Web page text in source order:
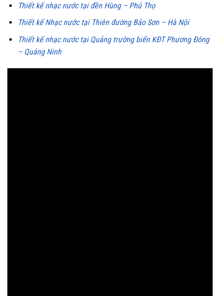
Thiết kế nhạc nước tại đền Hùng – Phú Thọ
Thiết kế Nhạc nước tại Thiên đường Bảo Sơn – Hà Nội
Thiết kế nhạc nước tại Quảng trường biển KĐT Phương Đông
– Quảng Ninh